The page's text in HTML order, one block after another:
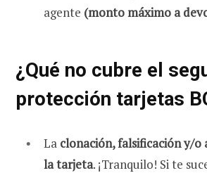
agente (monto máximo a
¿Qué no cubre el
protección tarjetas
La clonación, falsificación y/o
la tarjeta. ¡Tranquilo! Si te